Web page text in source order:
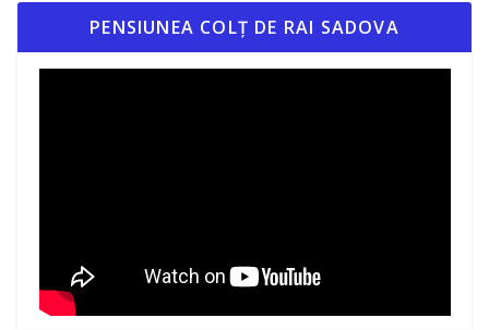
PENSIUNEA COLȚ DE RAI SADOVA